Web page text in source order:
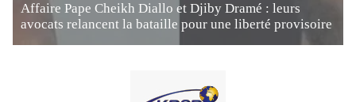
Affaire Pape Cheikh Diallo et Djiby Dramé : leurs
avocats relancent la bataille pour une liberté provisoire